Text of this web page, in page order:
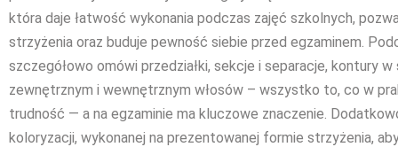
która daje łatwość wykonania podczas zajęć szkolnych,
strzyżenia oraz buduje pewność siebie przed egzaminem.
szczegółowo omówi przedziałki, sekcje i separacje, kontury
zewnętrznym i wewnętrznym włosów – wszystko to, co w
trudność — a na egzaminie ma kluczowe znaczenie.
koloryzacji, wykonanej na prezentowanej formie strzyżenia,